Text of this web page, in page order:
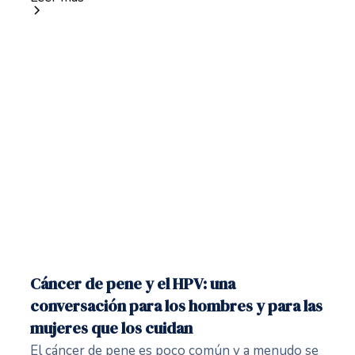
Cáncer de pene y el HPV: una
conversación para los hombres y para las
mujeres que los cuidan
El cáncer de pene es poco común y a menudo se